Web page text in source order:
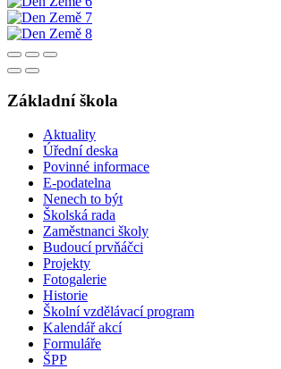
Základní škola
Aktuality
Úřední deska
Povinné informace
E-podatelna
Nenech to být
Školská rada
Zaměstnanci školy
Budoucí prvňáčci
Projekty
Fotogalerie
Historie
Školní vzdělávací program
Kalendář akcí
Formuláře
ŠPP